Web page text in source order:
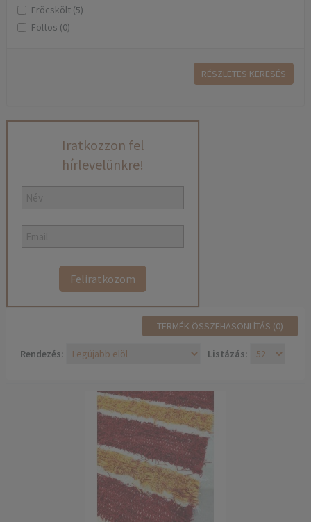
Fröcskölt (5)
Foltos (0)
RÉSZLETES KERESÉS
Iratkozzon fel
hírlevelünkre!
Feliratkozom
TERMÉK ÖSSZEHASONLÍTÁS (0)
Rendezés: Listázás: